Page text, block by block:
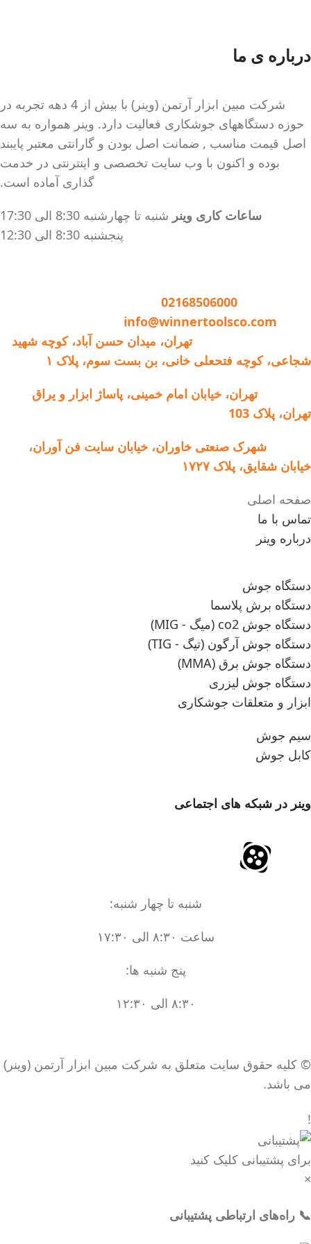
کابل ارت جهت محافظت از
بدنه فلزی مستحکم
سیستم خنک کننده قدرتمند
قابلیت جوشکاری با کیفیت بالا
در الکترودهای 2.5 به صورت
ویژگی های نسل جدید
تنظیم اتوماتیک
امکان انتخاب الکترود
درباره ی ما
شرکت مبین ابزار آرتمن (وینر) با بیش از 4 دهه تجربه در
حوزه دستگاههای جوشکاری فعالیت دارد. وینر همواره به سه
اصل قیمت مناسب , ضمانت اصل بودن و گارانتی معتبر پایبند
بوده و اکنون با وب سایت تخصصی و اینترنتی در خدمت
گذاری آماده است.
ساعات کاری وینر شنبه تا چهارشنبه 8:30 الی 17:30
پنجشنبه 8:30 الی 12:30
02168506000
info@winnertoolsco.com
تهران، میدان حسن آباد، کوچه شهید
شجاعی، کوچه فتحعلی خانی، بن بست سوم، پلاک ۱
تهران، خیابان امام خمینی، پاساژ ابزار و یراق
تهران، پلاک 103
شهرک صنعتی خاوران، خیابان سایت فن آوران،
خیابان شقایق، پلاک ۱۷۲۷
صفحه اصلی
تماس با ما
درباره وینر
دستگاه جوش
دستگاه برش پلاسما
دستگاه جوش co2 (میگ - MIG)
دستگاه جوش آرگون (تیگ - TIG)
دستگاه جوش برق (MMA)
دستگاه جوش لیزری
ابزار و متعلقات جوشکاری
سیم جوش
کابل جوش
وینر در شبکه های اجتماعی
شنبه تا چهار شنبه:
ساعت ۸:۳۰ الی ۱۷:۳۰
پنج شنبه ها:
۸:۳۰ الی ۱۲:۳۰
© کلیه حقوق سایت متعلق به شرکت مبین ابزار آرتمن (وینر)
می باشد.
!
برای پشتیبانی کلیک کنید
×
📞 راه‌های ارتباطی پشتیبانی